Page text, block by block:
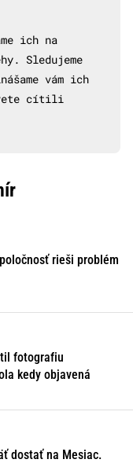
ich na
Sledujeme
vám ich
cítili
rieši problém
fotografiu
kedy objavená
dostať na Mesiac.